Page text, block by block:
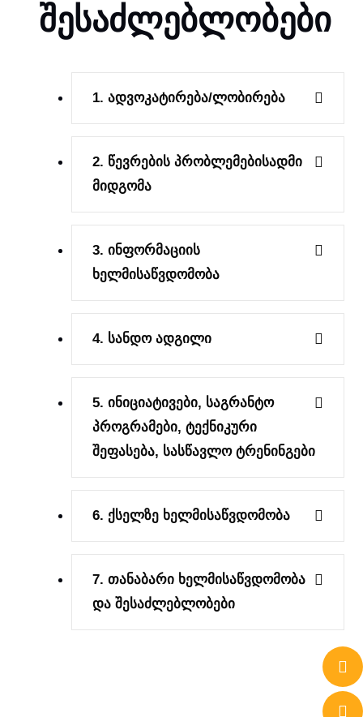
შესაძლებლობები
1. Ადვოკატირება/ლობირება
2. Წევრების Პრობლემებისადმი
Მიდგომა
3. Ინფორმაციის
Ხელმისაწვდომობა
4. Სანდო Ადგილი
5. Ინიციატივები, Საგრანტო
Პროგრამები, Ტექნიკური
Შეფასება, Სასწავლო Ტრენინგები
6. Ქსელზე Ხელმისაწვდომობა
7. Თანაბარი Ხელმისაწვდომობა
Და Შესაძლებლობები